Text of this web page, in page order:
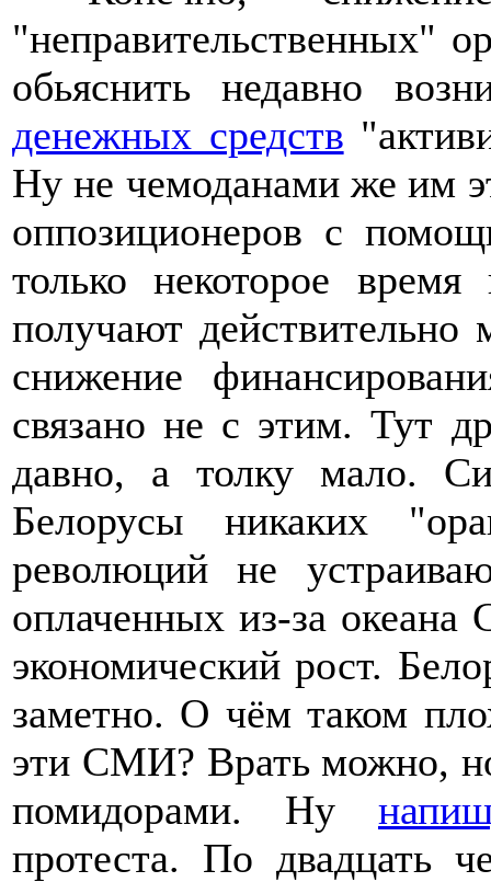
"неправительственных"
обьяснить недавно
денежных средств
Ну не чемоданами же им
оппозиционеров с
только некоторое
получают
снижение
связано не с этим. Тут
давно, а толку мало.
Белорусы никаких
революций не
оплаченных из-за
экономический рост.
заметно. О чём таком
эти СМИ? Врать можно,
помидорами. Ну
протеста. По двадцать